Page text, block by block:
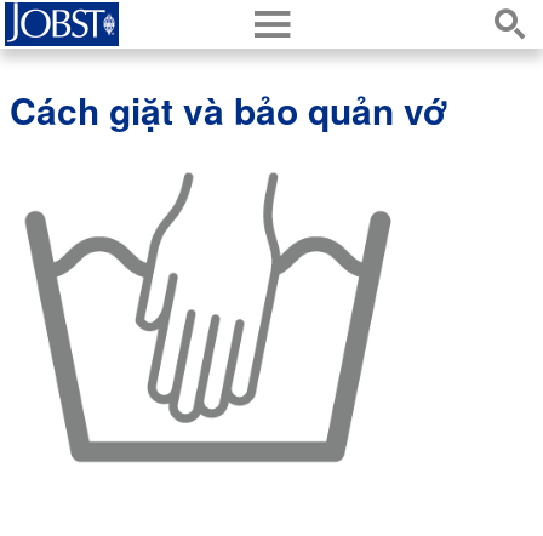
s
h
Cách giặt và bảo quản vớ